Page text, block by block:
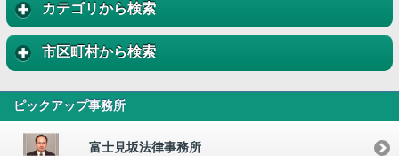
カテゴリから検索
市区町村から検索
ピックアップ事務所
富士見坂法律事務所